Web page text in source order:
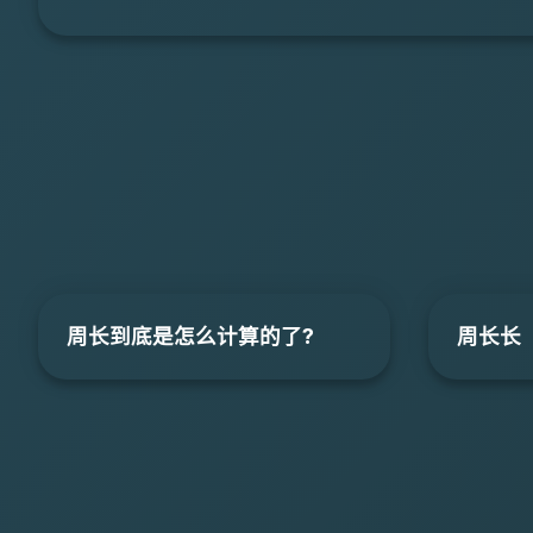
周长到底是怎么计算的了? 周长长